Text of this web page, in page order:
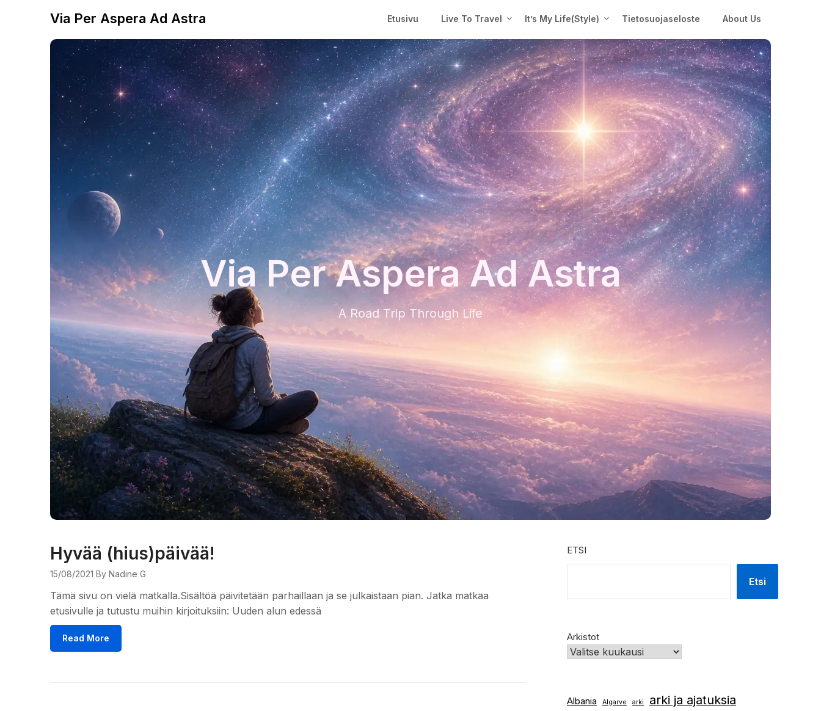
Via Per Aspera Ad Astra Etusivu Live To Travel It’s My Life(Style) Tietosuojaseloste About Us
Via Per Aspera Ad Astra
A Road Trip Through Life
Hyvää (hius)päivää!
15/08/2021 By Nadine G
Tämä sivu on vielä matkalla.Sisältöä päivitetään parhaillaan ja se julkaistaan pian. Jatka matkaa
etusivulle ja tutustu muihin kirjoituksiin: Uuden alun edessä
Read More
ETSI
Etsi
Arkistot
Albania Algarve arki arki ja ajatuksia